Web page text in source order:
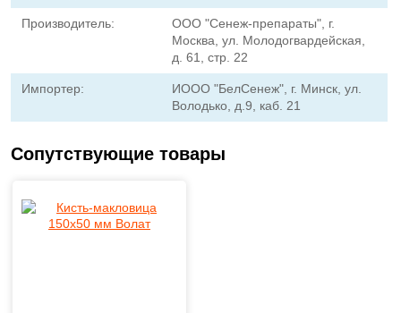
Производитель:
ООО "Сенеж-препараты", г.
Москва, ул. Молодогвардейская,
д. 61, стр. 22
Импортер:
ИООО "БелСенеж", г. Минск, ул.
Володько, д.9, каб. 21
Сопутствующие товары